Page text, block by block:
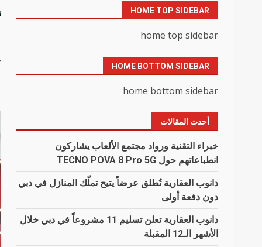
HOME TOP SIDEBAR
home top sidebar
HOME BOTTOM SIDEBAR
home bottom sidebar
أحدث المقالات
خبراء التقنية ورواد مجتمع الألعاب يشاركون
انطباعاتهم حول TECNO POVA 8 Pro 5G
دانوب العقارية تُطلق عرضاً يتيح تملّك المنازل في دبي
دون دفعة أولى
دانوب العقارية تعلن تسليم 11 مشروعاً في دبي خلال
الأشهر الـ12 المقبلة